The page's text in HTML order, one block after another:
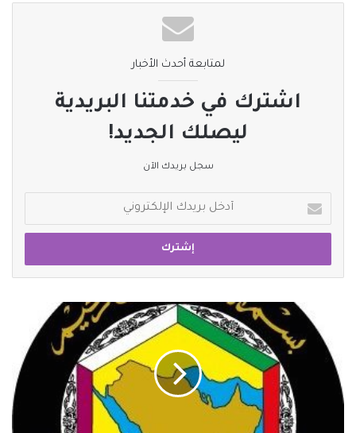
لمتابعة أحدث الأخبار
اشترك في خدمتنا البريدية
ليصلك الجديد!
سجل بريدك الآن
بريدك
الإلكتروني
التنظيمية
للعبة
رفع
الأثقال
بدول
#مجلس_التعاون